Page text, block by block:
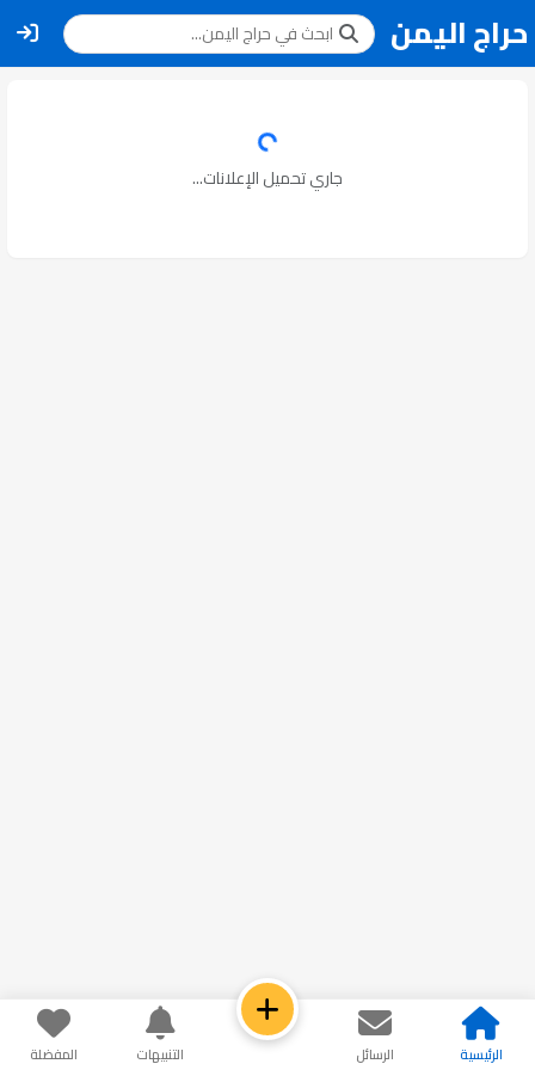
حراج اليمن
جاري تحميل الإعلانات...
الرئيسية الرسائل التنبيهات المفضلة